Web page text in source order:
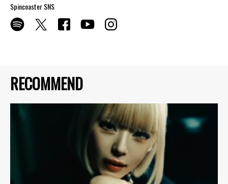
RECOMMEND
Spincoaster SNS